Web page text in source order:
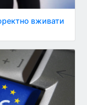
вживати